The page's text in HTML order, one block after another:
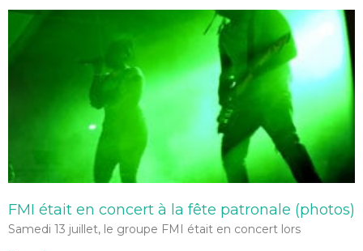
FMI était en concert à la fête patronale (photos)
Samedi 13 juillet, le groupe FMI était en concert lors